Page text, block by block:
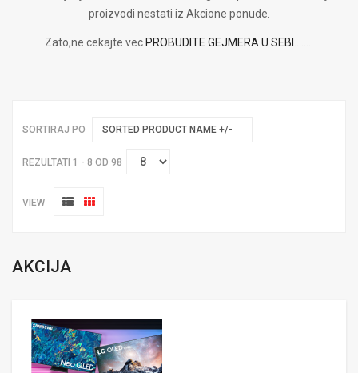
proizvodi nestati iz Akcione ponude.
Zato,ne cekajte vec PROBUDITE GEJMERA U SEBI
SORTIRAJ PO SORTED PRODUCT NAME +/-
REZULTATI 1 - 8 OD 98
VIEW
AKCIJA